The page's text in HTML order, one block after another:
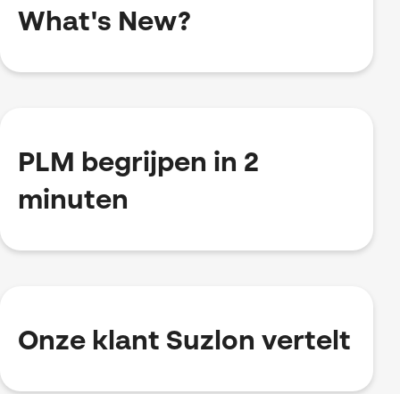
What's New?
PLM begrijpen in 2
minuten
Onze klant Suzlon vertelt